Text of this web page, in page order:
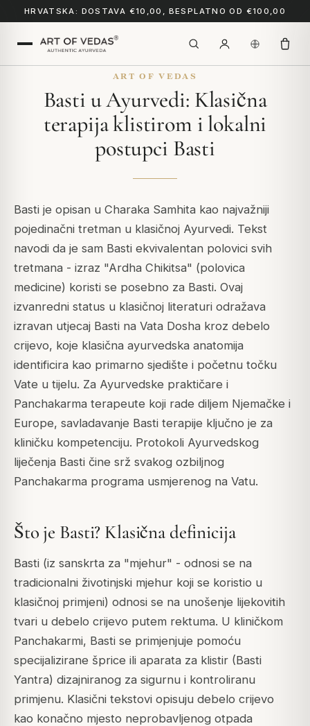
HRVATSKA: DOSTAVA €10,00, BESPLATNO OD €100,00
ART OF VEDAS
Basti u Ayurvedi: Klasična
terapija klistirom i lokalni
postupci Basti
Basti je opisan u Charaka Samhita kao najvažniji
pojedinačni tretman u klasičnoj Ayurvedi. Tekst
navodi da je sam Basti ekvivalentan polovici svih
tretmana - izraz "Ardha Chikitsa" (polovica
medicine) koristi se posebno za Basti. Ovaj
izvanredni status u klasičnoj literaturi odražava
izravan utjecaj Basti na Vata Dosha kroz debelo
crijevo, koje klasična ayurvedska anatomija
identificira kao primarno sjedište i početnu točku
Vate u tijelu. Za Ayurvedske praktičare i
Panchakarma terapeute koji rade diljem Njemačke i
Europe, savladavanje Basti terapije ključno je za
kliničku kompetenciju. Protokoli Ayurvedskog
liječenja Basti čine srž svakog ozbiljnog
Panchakarma programa usmjerenog na Vatu.
Što je Basti? Klasična definicija
Basti (iz sanskrta za "mjehur" - odnosi se na
tradicionalni životinjski mjehur koji se koristio u
klasičnoj primjeni) odnosi se na unošenje lijekovitih
tvari u debelo crijevo putem rektuma. U kliničkom
Panchakarmi, Basti se primjenjuje pomoću
specijalizirane šprice ili aparata za klistir (Basti
Yantra) dizajniranog za sigurnu i kontroliranu
primjenu. Klasični tekstovi opisuju debelo crijevo
kao konačno mjesto neprobavljenog otpada